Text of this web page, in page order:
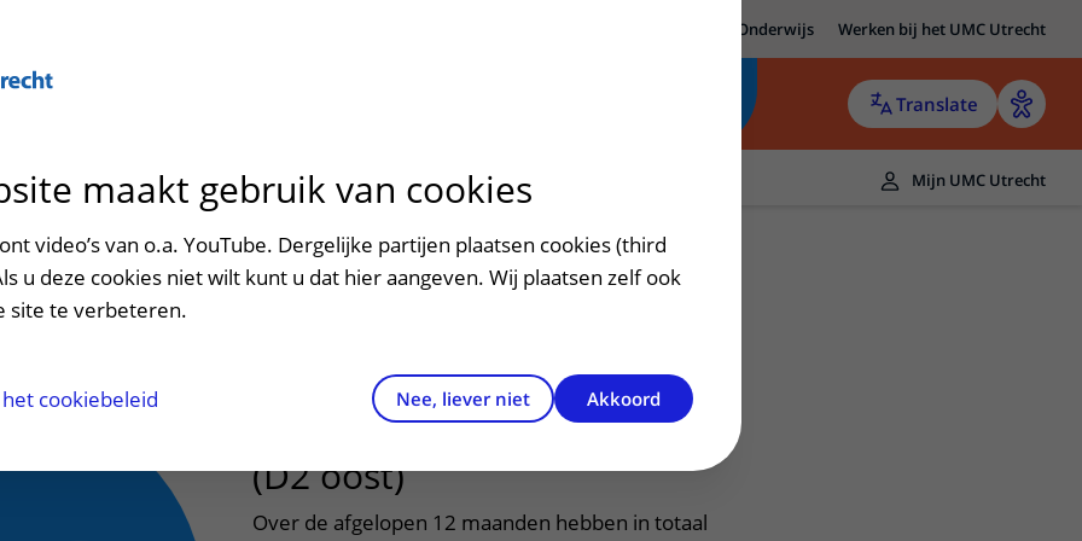
Onderwijs Werken bij het UMC Utrecht
Translate
patiëntportaal
het ziekenhuis
en voorzieningen
Contact en route
Contactgegevens
Contact met polikliniek
Verwijzers
Teleconsult aanvragen
Zorgverlenersportaal
Mijn UMC Utrecht
Verpleegafdeling Nefrologie
(D2 oost)
Over de afgelopen 12 maanden hebben in totaal
maakt gebruik van cookies
video’s van o.a. YouTube. Dergelijke partijen plaatsen cookies (third
u deze cookies niet wilt kunt u dat hier aangeven. Wij plaatsen zelf ook
site te verbeteren.
cookiebeleid Nee, liever niet Akkoord